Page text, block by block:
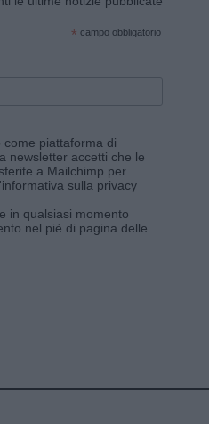
* campo obbligatorio
come piattaforma di
newsletter accetti che le
a Mailchimp per
sulla privacy
in qualsiasi momento
nel piè di pagina delle